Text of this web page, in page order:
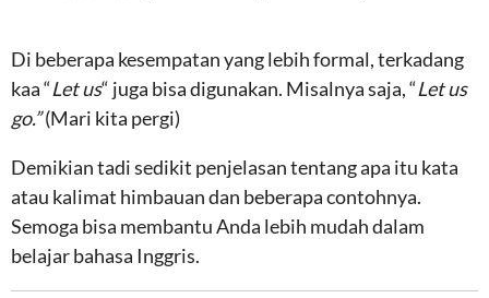
Di beberapa kesempatan yang lebih formal, terkadang
kaa “Let us“ juga bisa digunakan. Misalnya saja, “Let us
go.”(Mari kita pergi)
Demikian tadi sedikit penjelasan tentang apa itu kata
atau kalimat himbauan dan beberapa contohnya.
Semoga bisa membantu Anda lebih mudah dalam
belajar bahasa Inggris.